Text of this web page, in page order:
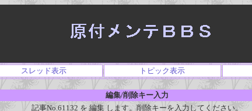
スレッド表示 トピック表示
編集/削除キー入力
記事No.61132 を 編集 します。削除キーを入力してください。